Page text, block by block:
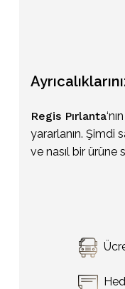
Regis Pırlanta
yararlanın. Şimdi
ve nasıl bir ürüne